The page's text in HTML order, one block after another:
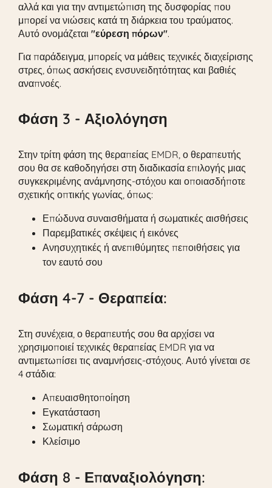
αλλά και για την αντιμετώπιση της δυσφορίας που
μπορεί να νιώσεις κατά τη διάρκεια του τραύματος.
Αυτό ονομάζεται "εύρεση πόρων".
Για παράδειγμα, μπορείς να μάθεις τεχνικές διαχείρισης
στρες, όπως ασκήσεις ενσυνειδητότητας και βαθιές
αναπνοές.
Φάση 3 - Αξιολόγηση
Στην τρίτη φάση της θεραπείας EMDR, ο θεραπευτής
σου θα σε καθοδηγήσει στη διαδικασία επιλογής μιας
συγκεκριμένης ανάμνησης-στόχου και οποιασδήποτε
σχετικής οπτικής γωνίας, όπως:
Επώδυνα συναισθήματα ή σωματικές αισθήσεις
Παρεμβατικές σκέψεις ή εικόνες
Ανησυχητικές ή ανεπιθύμητες πεποιθήσεις για
τον εαυτό σου
Φάση 4-7 - Θεραπεία:
Στη συνέχεια, ο θεραπευτής σου θα αρχίσει να
χρησιμοποιεί τεχνικές θεραπείας EMDR για να
αντιμετωπίσει τις αναμνήσεις-στόχους. Αυτό γίνεται σε
4 στάδια:
Απευαισθητοποίηση
Εγκατάσταση
Σωματική σάρωση
Κλείσιμο
Φάση 8 - Επαναξιολόγηση: